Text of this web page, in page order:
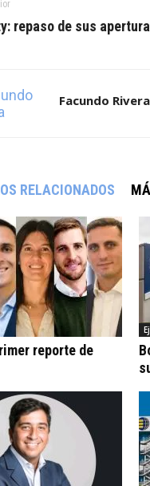
repaso de sus
Facundo Rivera
RELACIONADOS
reporte de